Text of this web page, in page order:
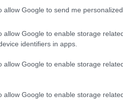
allow Google to send me
allow Google to enable storage
identifiers in apps.
allow Google to enable storage
allow Google to enable storage
jih 38 potrebuje intenzivno